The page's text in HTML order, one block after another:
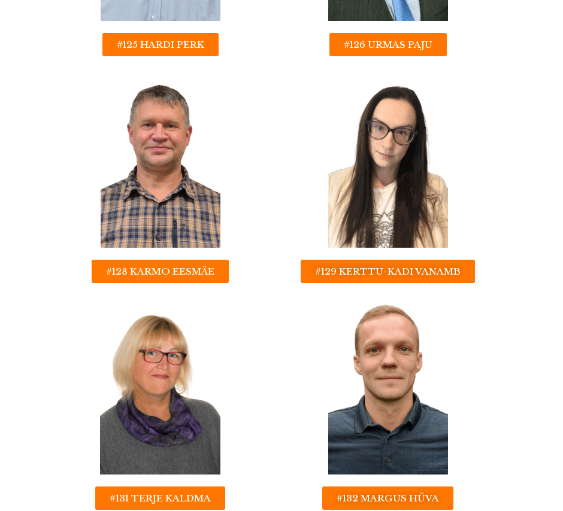
#125 HARDI PERK #126 URMAS PAJU
#128 KARMO EESMÄE #129 KERTTU-KADI VANAMB
#131 TERJE KALDMA #132 MARGUS HÜVA